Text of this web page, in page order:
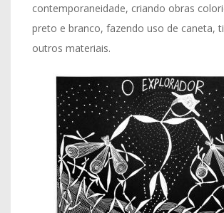
contemporaneidade, criando obras
preto e branco, fazendo uso de caneta,
outros materiais.